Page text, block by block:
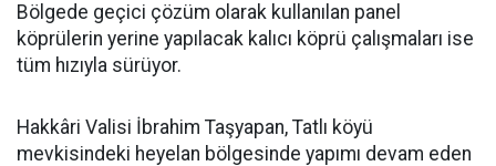
Bölgede geçici çözüm olarak kullanılan panel
köprülerin yerine yapılacak kalıcı köprü çalışmaları ise
tüm hızıyla sürüyor.
Hakkâri Valisi İbrahim Taşyapan, Tatlı köyü
mevkisindeki heyelan bölgesinde yapımı devam eden